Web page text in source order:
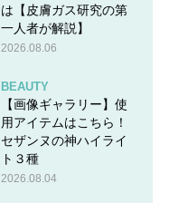
は【皮膚ガス研究の第
一人者が解説】
2026.08.06
BEAUTY
【画像ギャラリー】使
用アイテムはこちら！
セザンヌの神ハイライ
ト３種
2026.08.04